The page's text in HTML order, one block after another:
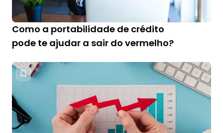
Como a portabilidade de crédito
pode te ajudar a sair do vermelho?